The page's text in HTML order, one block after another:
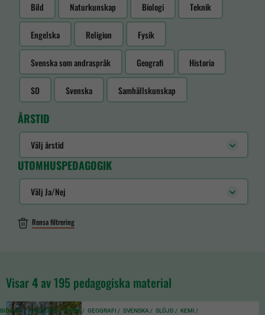
Bild Naturkunskap Biologi Teknik
Engelska Religion Fysik
Svenska som andraspråk Geografi Historia
SO Svenska Samhällskunskap
ÅRSTID
Välj årstid
UTOMHUSPEDAGOGIK
Välj Ja/Nej
Rensa filtrering
Visar4 av 195 pedagogiska material
BIOLOGI / ENGELSKA / FYSIK / GEOGRAFI / SVENSKA / SLÖJD / KEMI /